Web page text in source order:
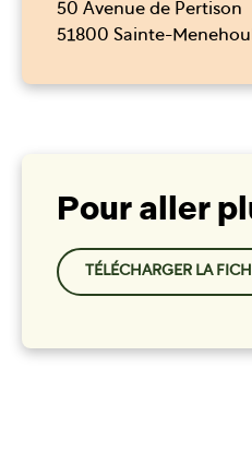
50 Avenue de Pertison
51800 Sainte-
Pour aller
TÉLÉCHARGER LA